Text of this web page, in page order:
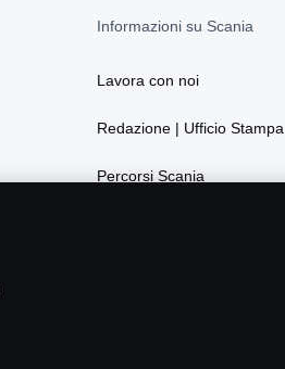
Informazioni su Scania
Lavora con noi
Redazione | Ufficio Stampa
Percorsi Scania